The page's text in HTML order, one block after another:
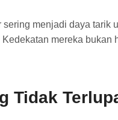
menjadi daya
Kedekatan mereka bukan
Tidak